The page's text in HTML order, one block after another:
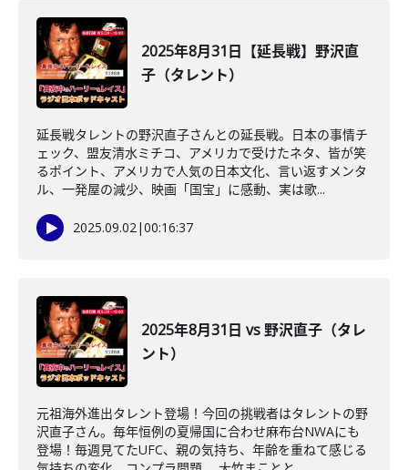
2025年8月31日【延長戦】野沢直
子（タレント）
延長戦タレントの野沢直子さんとの延長戦。日本の事情チ
ェック、盟友清水ミチコ、アメリカで受けたネタ、皆が笑
るポイント、アメリカで人気の日本文化、言い返すメンタ
ル、一発屋の減少、映画「国宝」に感動、実は歌...
2025.09.02|00:16:37
2025年8月31日 vs 野沢直子（タレ
ント）
元祖海外進出タレント登場！今回の挑戦者はタレントの野
沢直子さん。毎年恒例の夏帰国に合わせ麻布台NWAにも
登場！毎週見てたUFC、親の気持ち、年齢を重ねて感じる